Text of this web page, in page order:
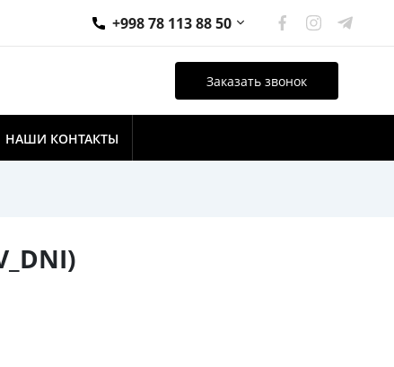
+998 78 113 88 50
Заказать звонок
НАШИ КОНТАКТЫ